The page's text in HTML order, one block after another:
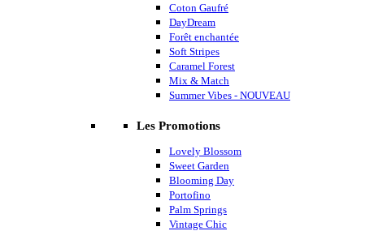
Coton Gaufré
DayDream
Forêt enchantée
Soft Stripes
Caramel Forest
Mix & Match
Summer Vibes - NOUVEAU
Les Promotions
Lovely Blossom
Sweet Garden
Blooming Day
Portofino
Palm Springs
Vintage Chic